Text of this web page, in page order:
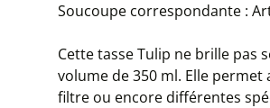
Soucoupe correspondante :
Cette tasse Tulip ne brille pas
volume de 350 ml. Elle
filtre ou encore différentes